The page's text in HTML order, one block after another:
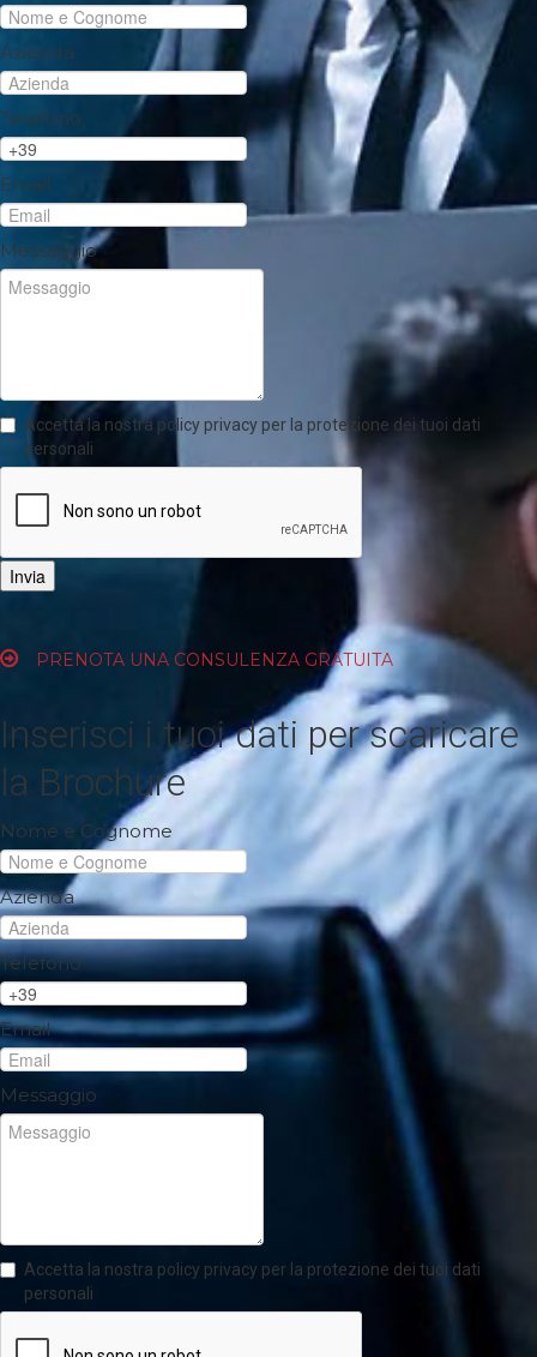
Azienda
Telefono
Email
Messaggio
Accetta la nostra policy privacy per la protezione dei tuoi dati
personali
Invia
PRENOTA UNA CONSULENZA GRATUITA
Inserisci i tuoi dati per scaricare
la Brochure
Nome e Cognome
Azienda
Telefono
Email
Messaggio
Accetta la nostra policy privacy per la protezione dei tuoi dati
personali